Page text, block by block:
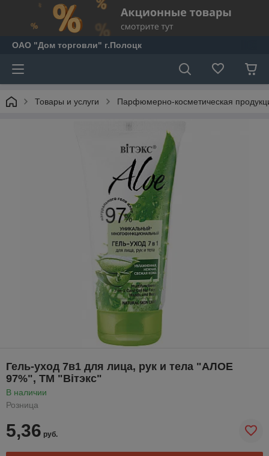
ОАО "Дом торговли" г.Полоцк
Товары и услуги Парфюмерно-косметическая
Гель-уход 7в1 для лица, рук и тела "АЛОЕ
97%", ТМ "Вітэкс"
В наличии
Розница
5,36 руб.